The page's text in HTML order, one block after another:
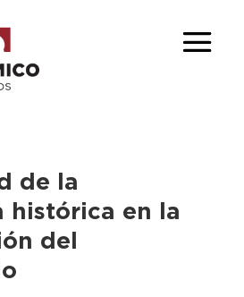
de la
histórica en la
del